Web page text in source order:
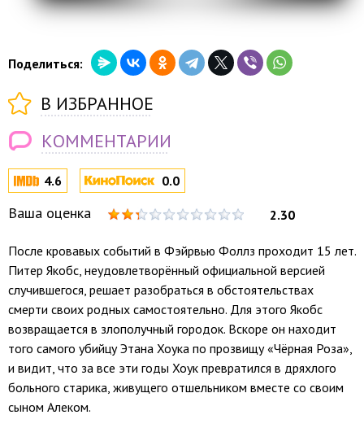
4.6 0.0
Ваша оценка 2.30
После кровавых событий в Фэйрвью Фоллз проходит 15 лет.
Питер Якобс, неудовлетворённый официальной версией
случившегося, решает разобраться в обстоятельствах
смерти своих родных самостоятельно. Для этого Якобс
возвращается в злополучный городок. Вскоре он находит
того самого убийцу Этана Хоука по прозвищу «Чёрная Роза»,
и видит, что за все эти годы Хоук превратился в дряхлого
больного старика, живущего отшельником вместе со своим
сыном Алеком.
Поделиться:
В ИЗБРАННОЕ
КОММЕНТАРИИ